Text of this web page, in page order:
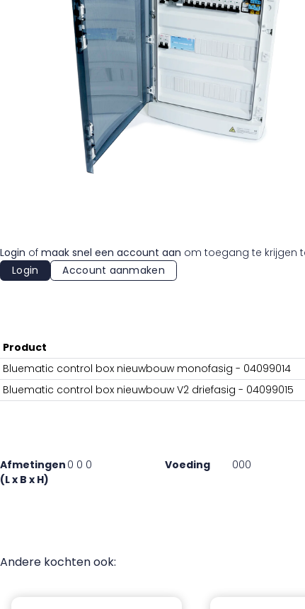
Login of maak snel een account aan om toegang te krijgen
Login
Account aanmaken
Product
Bluematic control box nieuwbouw monofasig - 04099014
Bluematic control box nieuwbouw V2 driefasig - 04099015
Afmetingen
(L x B x H)
0 0 0 Voeding 000
Andere kochten ook: